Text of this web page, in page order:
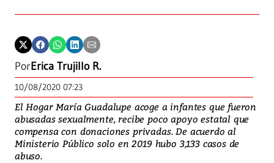
PorErica Trujillo R.
10/08/2020 07:23
El Hogar María Guadalupe acoge a infantes que fueron
abusadas sexualmente, recibe poco apoyo estatal que
compensa con donaciones privadas. De acuerdo al
Ministerio Público solo en 2019 hubo 3,133 casos de
abuso.